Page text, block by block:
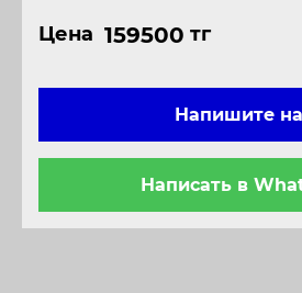
Цена 159500 тг
Напишите
Написать в